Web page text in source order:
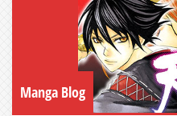
Manga Blog